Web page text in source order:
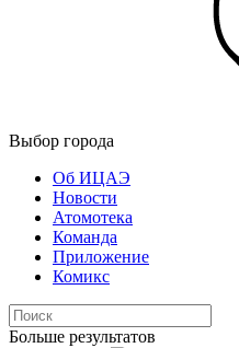
Выбор города
Об ИЦАЭ
Новости
Атомотека
Команда
Приложение
Комикс
Больше результатов